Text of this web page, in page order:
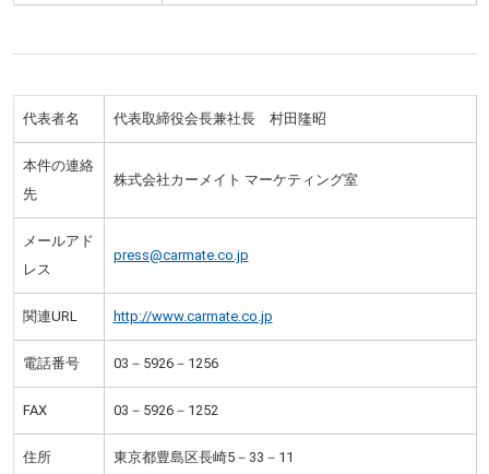
代表者名 代表取締役会長兼社長 村田隆昭
本件の連絡
先
株式会社カーメイト マーケティング室
メールアド
レス
press@carmate.co.jp
関連URL http://www.carmate.co.jp
電話番号 03－5926－1256
FAX 03－5926－1252
住所 東京都豊島区長崎5－33－11